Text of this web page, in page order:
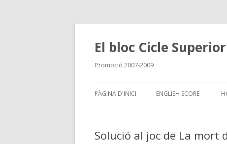
El bloc Cicle
Promoció 2007-2009
PÀGINA D'INICI ENGLISH SCORE
Solució al joc de La mort